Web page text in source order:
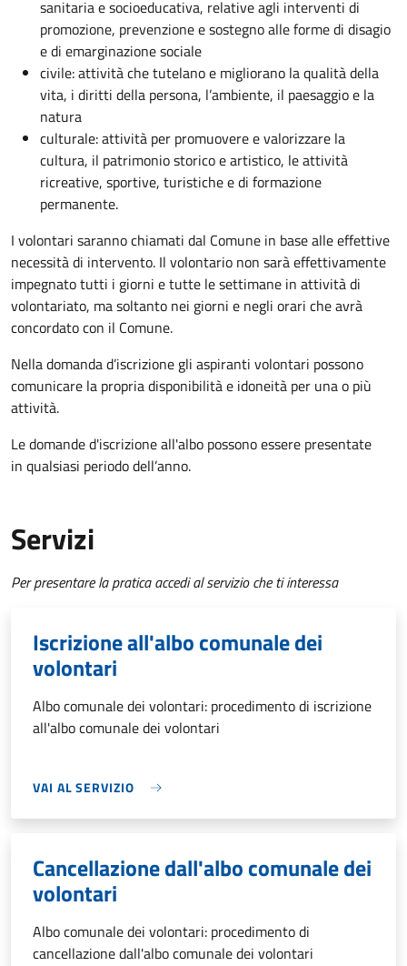
sanitaria e socioeducativa, relative agli interventi di
promozione, prevenzione e sostegno alle forme di disagio
e di emarginazione sociale
civile: attività che tutelano e migliorano la qualità della
vita, i diritti della persona, l’ambiente, il paesaggio e la
natura
culturale: attività per promuovere e valorizzare la
cultura, il patrimonio storico e artistico, le attività
ricreative, sportive, turistiche e di formazione
permanente.
I volontari saranno chiamati dal Comune in base alle effettive
necessità di intervento. Il volontario non sarà effettivamente
impegnato tutti i giorni e tutte le settimane in attività di
volontariato, ma soltanto nei giorni e negli orari che avrà
concordato con il Comune.
Nella domanda d’iscrizione gli aspiranti volontari possono
comunicare la propria disponibilità e idoneità per una o più
attività.
Le domande d'iscrizione all'albo possono essere presentate
in qualsiasi periodo dell’anno.
Servizi
Per presentare la pratica accedi al servizio che ti interessa
Iscrizione all'albo comunale dei
volontari
Albo comunale dei volontari: procedimento di iscrizione
all'albo comunale dei volontari
VAI AL SERVIZIO
Cancellazione dall'albo comunale dei
volontari
Albo comunale dei volontari: procedimento di
cancellazione dall'albo comunale dei volontari